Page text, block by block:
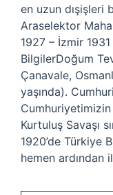
en uzun dışişleri
Araselektor
1927 – İzmir
BilgilerDoğum
Çanavale,
yaşında).
Cumhuriyetimizin
Kurtuluş Savaşı
1920’de Türkiye
hemen ardından